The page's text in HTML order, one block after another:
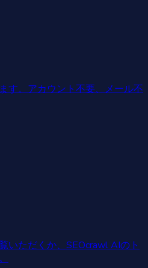
す。アカウント不要、メール不
いただくか、SEOcrawl AIのト